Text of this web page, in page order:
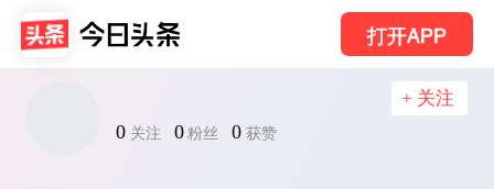
打开APP
0 关注 0 粉丝 0 获赞
+ 关注